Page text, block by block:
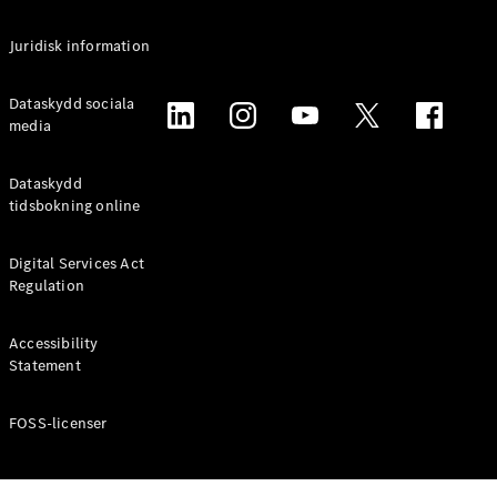
Familjebilar
van
Marco Polo
Marco Polo
Horizon
Konfigurator
Store
Juridisk information
Dataskydd sociala
media
Dataskydd
tidsbokning online
Digital Services Act
Regulation
Accessibility
Statement
FOSS-licenser